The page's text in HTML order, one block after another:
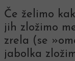
Če želimo
jih zložimo
zrela (se
jabolka